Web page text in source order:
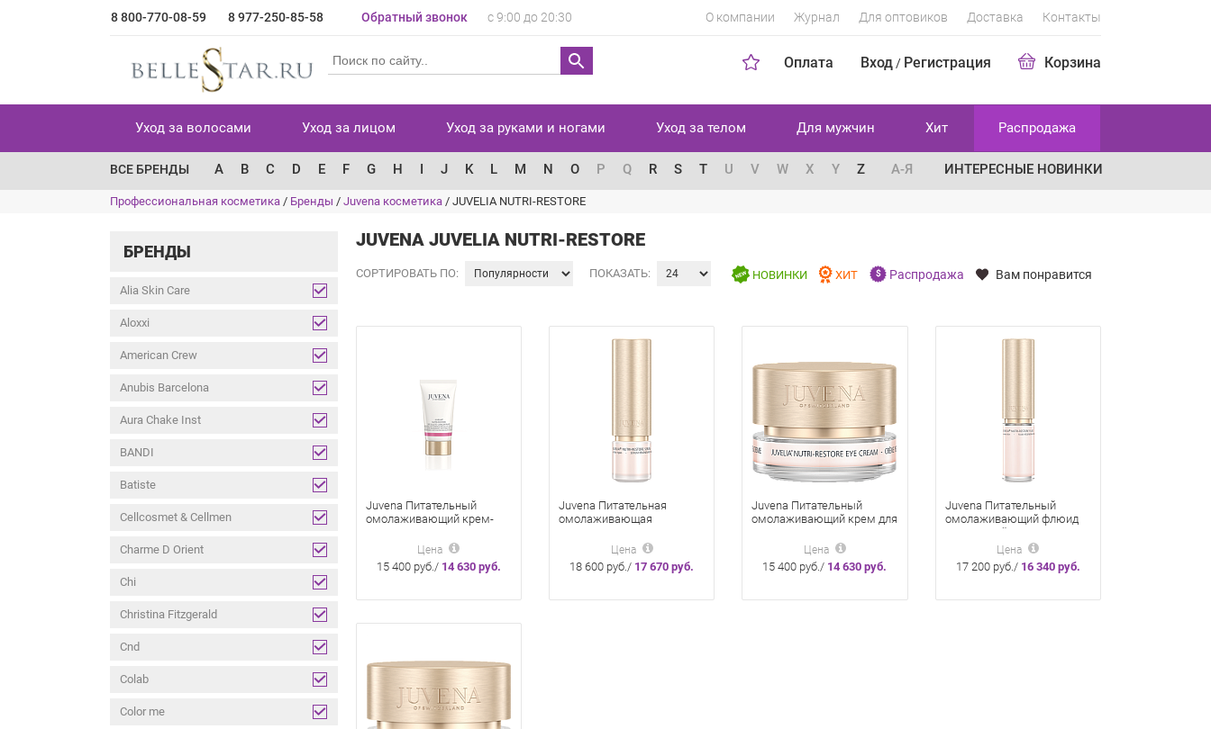
8 800-770-08-59 8 977-250-85-58 Обратный звонок с 9:00 до 20:30 О компании Журнал Для оптовиков Доставка Контакты
Оплата Вход / Регистрация Корзина
Уход за волосами Уход за лицом Уход за руками и ногами Уход за телом Для мужчин Хит Распродажа
ВСЕ БРЕНДЫ A B C D E F G H I J K L M N O P Q R S T U V W X Y Z А-Я ИНТЕРЕСНЫЕ НОВИНКИ
Профессиональная косметика / Бренды / Juvena косметика / JUVELIA NUTRI-RESTORE
БРЕНДЫ
Alia Skin Care
Aloxxi
American Crew
Anubis Barcelona
Aura Chake Inst
BANDI
Batiste
Cellcosmet & Cellmen
Charme D Orient
Chi
Christina Fitzgerald
Cnd
Colab
Color me
JUVENA JUVELIA NUTRI-RESTORE
СОРТИРОВАТЬ ПО: ПОКАЗАТЬ: НОВИНКИ ХИТ Распродажа Вам понравится
Juvena Питательный
омолаживающий крем-
декольте Nutri-Restore
Décolleté Concentrate 75
мл
Цена
15 400 руб./ 14 630 руб.
Juvena Питательная
омолаживающая
Nutri-Restore Serum
Цена
18 600 руб./ 17 670 руб.
Juvena Питательный
омолаживающий крем для
Restore Eye Cream 15 мл
Цена
15 400 руб./ 14 630 руб.
Juvena Питательный
омолаживающий флюид
для жирной и
комбинированной кожи
Nutri-Restore Fluid 50 мл
Цена
17 200 руб./ 16 340 руб.